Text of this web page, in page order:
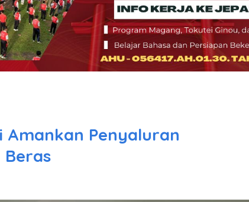
Amankan Penyaluran
Beras